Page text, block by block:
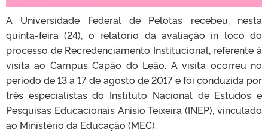
A Universidade Federal de Pelotas recebeu, nesta
quinta-feira (24), o relatório da avaliação in loco do
processo de Recredenciamento Institucional, referente à
visita ao Campus Capão do Leão. A visita ocorreu no
período de 13 a 17 de agosto de 2017 e foi conduzida por
três especialistas do Instituto Nacional de Estudos e
Pesquisas Educacionais Anísio Teixeira (INEP), vinculado
ao Ministério da Educação (MEC).